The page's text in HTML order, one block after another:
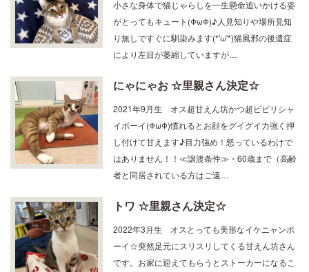
小さな身体で猫じゃらしを一生懸命追いかける姿
がとってもキュート(ΦωΦ)♪人見知りや場所見知
り無しですぐに馴染みます(*'ω'*)猫風邪の後遺症
により左目が萎縮していますが…
にゃにゃお ☆里親さん決定☆
2021年9月生 オス超甘えん坊かつ超ビビリシャ
イボーイ(ΦωΦ)慣れるとお顔をグイグイ力強く押
し付けて甘えます♪目力強め！怒っているわけで
はありません！！≪譲渡条件≫・60歳まで（高齢
者と同居されている方はご遠…
トワ ☆里親さん決定☆
2022年3月生 オスとっても美形なイケニャンボ
ーイ☆突然足元にスリスリしてくる甘えん坊さん
です。お家に迎えてもらうとストーカーになるこ